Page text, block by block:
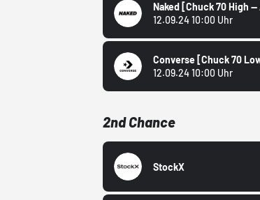
Naked [Chuck 70 High
12.09.24 10:00 Uhr
Converse [Chuck 70
12.09.24 10:00 Uhr
2nd Chance
StockX